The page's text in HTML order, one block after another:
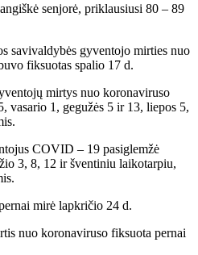
senjorė, priklausiusi 80 – 89
savivaldybės gyventojo mirties nuo
fiksuotas spalio 17 d.
mirtys nuo koronaviruso
vasario 1, gegužės 5 ir 13, liepos 5,
COVID – 19 pasiglemžė
3, 8, 12 ir šventiniu laikotarpiu,
mirė lapkričio 24 d.
nuo koronaviruso fiksuota pernai